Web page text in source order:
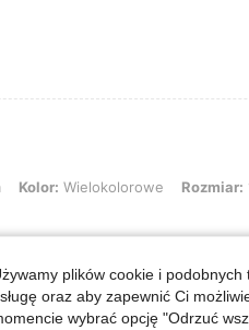
Wielokolorowe, Rozmiar: 105E
Kolor: Wielokolorowe Rozmiar:
plików cookie i
oraz aby zapewnić Ci
wybrać opcję "Odrzuć